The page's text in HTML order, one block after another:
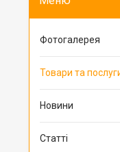
Фотогалерея
Товари та
Новини
Статті